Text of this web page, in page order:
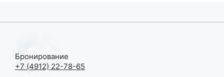
Бронирование
+7 (4912) 22-78-65